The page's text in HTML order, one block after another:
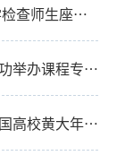
电气学院举办2025秋季学期期中教学检查师生座谈会
电路测试课程组联合实验教学中心成功举办课程专题研讨会
喜报丨我院教师团队入选第四批“全国高校黄大年式教师团队”